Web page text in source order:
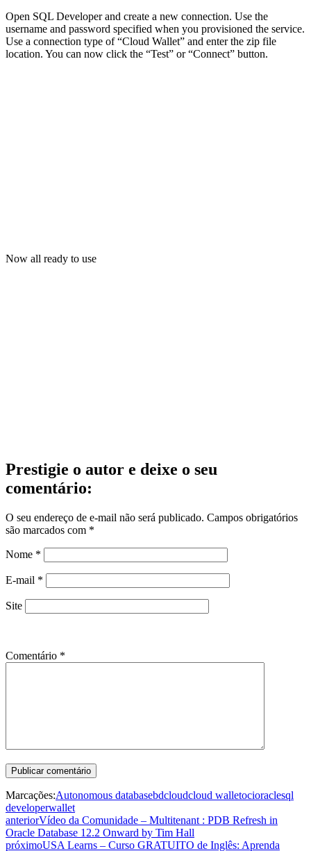
Open SQL Developer and create a new connection. Use the
username and password specified when you provisioned the service.
Use a connection type of “Cloud Wallet” and enter the zip file
location. You can now click the “Test” or “Connect” button.
Now all ready to use
Prestigie o autor e deixe o seu
comentário:
O seu endereço de e-mail não será publicado. Campos obrigatórios
são marcados com *
Nome *
E-mail *
Site
Comentário *
Marcações:Autonomous databasebdcloudcloud walletocioraclesql
developerwallet
anteriorVídeo da Comunidade – Multitenant : PDB Refresh in
Oracle Database 12.2 Onward by Tim Hall
próximoUSA Learns – Curso GRATUITO de Inglês: Aprenda